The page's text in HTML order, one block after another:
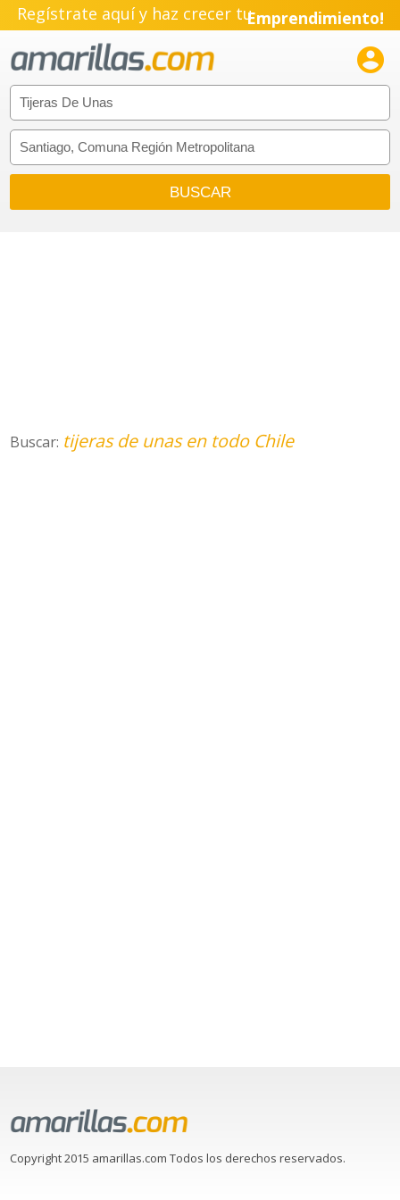
Regístrate aquí y haz crecer tuEmprendimiento!

Buscar: tijeras de unas en todo Chile
Copyright 2015 amarillas.com Todos los derechos reservados.